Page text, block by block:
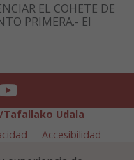
EL COHETE DE
PRIMERA.- El
Youtube
Udala
Accesibilidad